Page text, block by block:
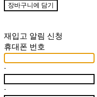
장바구니에 담기
재입고 알림 신청
휴대폰 번호
-
-